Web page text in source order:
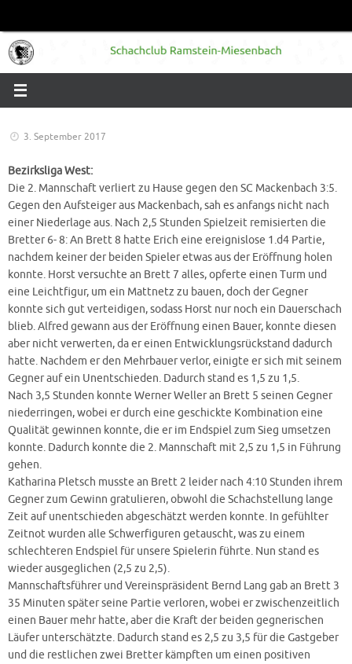
springen
3. September 2017
Bezirksliga West:
Die 2. Mannschaft verliert zu Hause gegen den SC Mackenbach 3:5.
Gegen den Aufsteiger aus Mackenbach, sah es anfangs nicht nach
einer Niederlage aus. Nach 2,5 Stunden Spielzeit remisierten die
Bretter 6- 8: An Brett 8 hatte Erich eine ereignislose 1.d4 Partie,
nachdem keiner der beiden Spieler etwas aus der Eröffnung holen
konnte. Horst versuchte an Brett 7 alles, opferte einen Turm und
eine Leichtfigur, um ein Mattnetz zu bauen, doch der Gegner
konnte sich gut verteidigen, sodass Horst nur noch ein Dauerschach
blieb. Alfred gewann aus der Eröffnung einen Bauer, konnte diesen
aber nicht verwerten, da er einen Entwicklungsrückstand dadurch
hatte. Nachdem er den Mehrbauer verlor, einigte er sich mit seinem
Gegner auf ein Unentschieden. Dadurch stand es 1,5 zu 1,5.
Nach 3,5 Stunden konnte Werner Weller an Brett 5 seinen Gegner
niederringen, wobei er durch eine geschickte Kombination eine
Qualität gewinnen konnte, die er im Endspiel zum Sieg umsetzen
konnte. Dadurch konnte die 2. Mannschaft mit 2,5 zu 1,5 in Führung
gehen.
Katharina Pletsch musste an Brett 2 leider nach 4:10 Stunden ihrem
Gegner zum Gewinn gratulieren, obwohl die Schachstellung lange
Zeit auf unentschieden abgeschätzt werden konnte. In gefühlter
Zeitnot wurden alle Schwerfiguren getauscht, was zu einem
schlechteren Endspiel für unsere Spielerin führte. Nun stand es
wieder ausgeglichen (2,5 zu 2,5).
Mannschaftsführer und Vereinspräsident Bernd Lang gab an Brett 3
35 Minuten später seine Partie verloren, wobei er zwischenzeitlich
einen Bauer mehr hatte, aber die Kraft der beiden gegnerischen
Läufer unterschätzte. Dadurch stand es 2,5 zu 3,5 für die Gastgeber
und die restlichen zwei Bretter kämpften um einen positiven